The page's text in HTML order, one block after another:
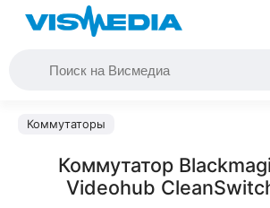
Коммутаторы
Коммутатор
Videohub